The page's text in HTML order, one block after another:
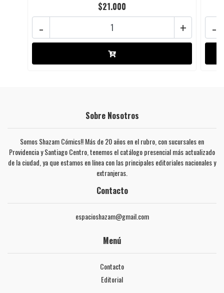
$21.000
+
- -
Sobre Nosotros
Somos Shazam Cómics!! Más de 20 años en el rubro, con sucursales en
Providencia y Santiago Centro, tenemos el catálogo presencial más actualizado
de la ciudad, ya que estamos en línea con las principales editoriales nacionales y
extranjeras.
Contacto
espacioshazam@gmail.com
Menú
Contacto
Editorial